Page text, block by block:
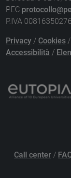
PEC
P.IVA
Privacy / Cookies /
Accessibilità /
Call center /